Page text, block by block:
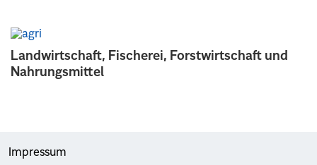
Landwirtschaft, Fischerei, Forstwirtschaft und
Nahrungsmittel
Impressum